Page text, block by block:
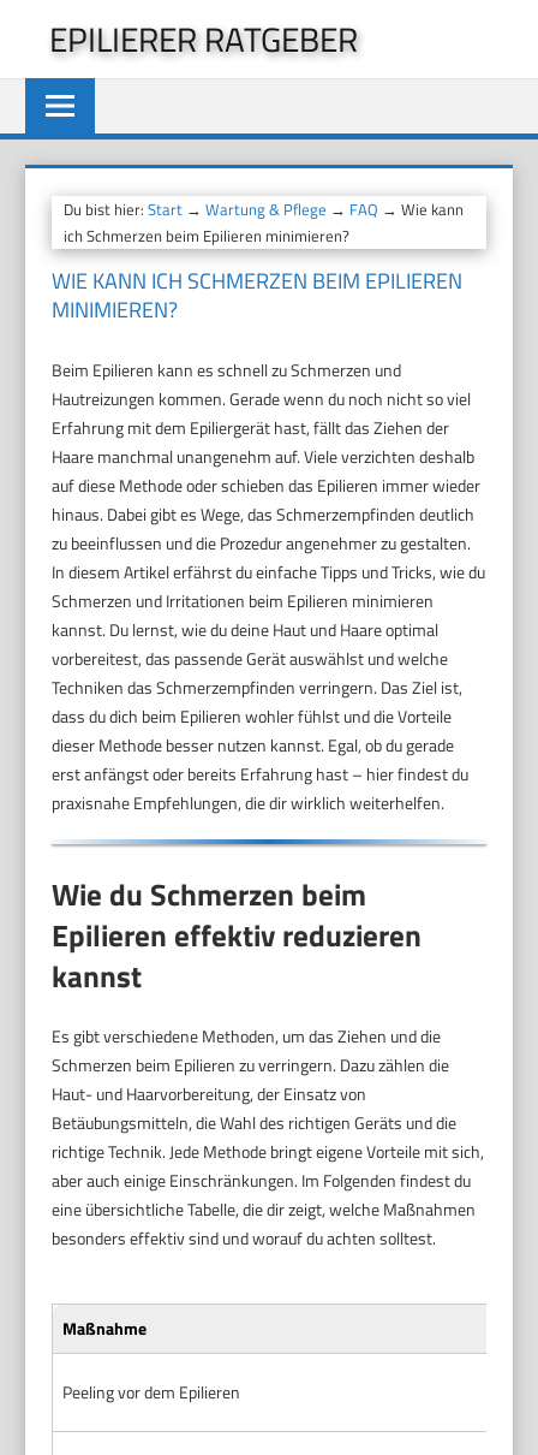
springen
EPILIERER RATGEBER
Du bist hier:Start →Wartung & Pflege → FAQ → Wie kann
ich Schmerzen beim Epilieren minimieren?
WIE KANN ICH SCHMERZEN BEIM EPILIEREN
MINIMIEREN?
Beim Epilieren kann es schnell zu Schmerzen und
Hautreizungen kommen. Gerade wenn du noch nicht so viel
Erfahrung mit dem Epiliergerät hast, fällt das Ziehen der
Haare manchmal unangenehm auf. Viele verzichten deshalb
auf diese Methode oder schieben das Epilieren immer wieder
hinaus. Dabei gibt es Wege, das Schmerzempfinden deutlich
zu beeinflussen und die Prozedur angenehmer zu gestalten.
In diesem Artikel erfährst du einfache Tipps und Tricks, wie du
Schmerzen und Irritationen beim Epilieren minimieren
kannst. Du lernst, wie du deine Haut und Haare optimal
vorbereitest, das passende Gerät auswählst und welche
Techniken das Schmerzempfinden verringern. Das Ziel ist,
dass du dich beim Epilieren wohler fühlst und die Vorteile
dieser Methode besser nutzen kannst. Egal, ob du gerade
erst anfängst oder bereits Erfahrung hast – hier findest du
praxisnahe Empfehlungen, die dir wirklich weiterhelfen.
Wie du Schmerzen beim
Epilieren effektiv reduzieren
kannst
Es gibt verschiedene Methoden, um das Ziehen und die
Schmerzen beim Epilieren zu verringern. Dazu zählen die
Haut- und Haarvorbereitung, der Einsatz von
Betäubungsmitteln, die Wahl des richtigen Geräts und die
richtige Technik. Jede Methode bringt eigene Vorteile mit sich,
aber auch einige Einschränkungen. Im Folgenden findest du
eine übersichtliche Tabelle, die dir zeigt, welche Maßnahmen
besonders effektiv sind und worauf du achten solltest.
Maßnahme
Peeling vor dem Epilieren